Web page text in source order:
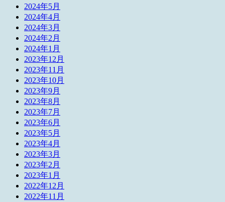
2024年5月
2024年4月
2024年3月
2024年2月
2024年1月
2023年12月
2023年11月
2023年10月
2023年9月
2023年8月
2023年7月
2023年6月
2023年5月
2023年4月
2023年3月
2023年2月
2023年1月
2022年12月
2022年11月